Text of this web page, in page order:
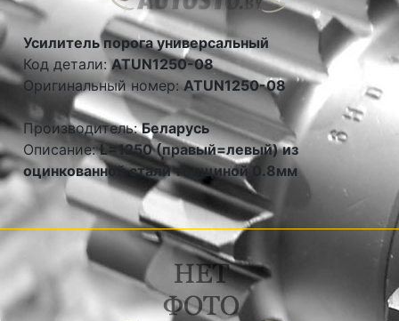
Усилитель порога универсальный
Код детали:ATUN1250-08
Оригинальный номер:ATUN1250-08
Производитель:Беларусь
Описание:L=1250 (правый=левый) из
оцинкованной стали толщиной 0.8мм